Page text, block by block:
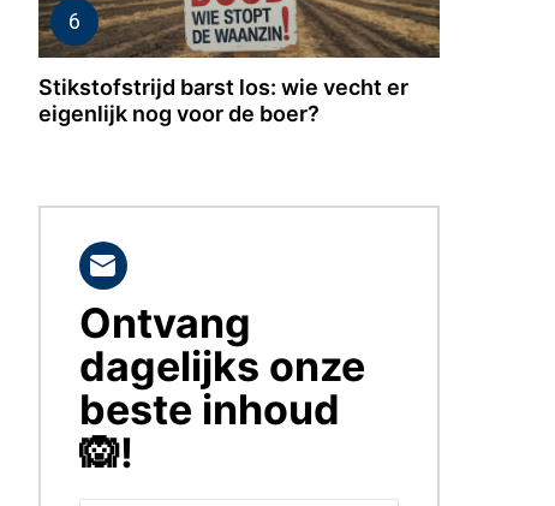
Stikstofstrijd barst los: wie vecht er
eigenlijk nog voor de boer?
BLIJF
OP
DE
HOOGTE!
Ontvang
dagelijks onze
beste inhoud
🙉!